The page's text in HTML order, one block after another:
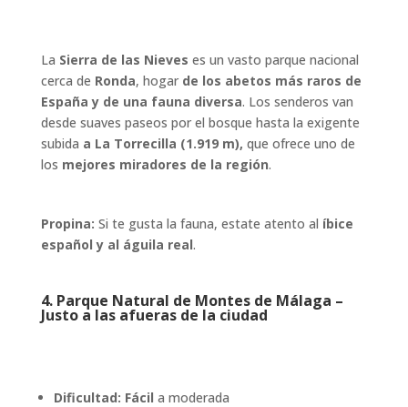
La Sierra de las Nieves es un vasto parque nacional
cerca de Ronda, hogar de los abetos más raros de
España y de una fauna diversa. Los senderos van
desde suaves paseos por el bosque hasta la exigente
subida a La Torrecilla (1.919 m), que ofrece uno de
los mejores miradores de la región.
Propina: Si te gusta la fauna, estate atento al íbice
español y al águila real.
4.Parque Natural de Montes de Málaga –
Justo a las afueras de la ciudad
Dificultad: Fácil a moderada